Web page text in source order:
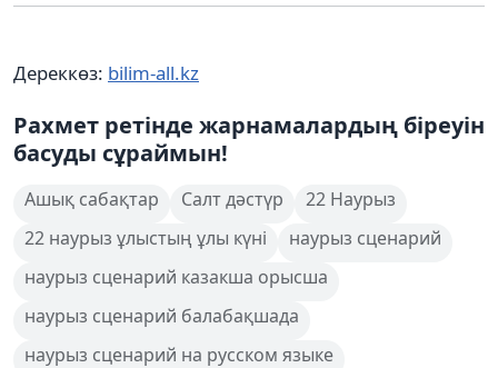
Дереккөз: bilim-all.kz
Рахмет ретінде жарнамалардың біреуін
басуды сұраймын!
Ашық сабақтар Салт дәстүр
22 Наурыз
22 наурыз ұлыстың ұлы күні
наурыз сценарий
наурыз сценарий казакша орысша
наурыз сценарий балабақшада
наурыз сценарий на русском языке